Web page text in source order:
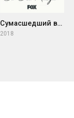
Сумасшедший ветер
2018